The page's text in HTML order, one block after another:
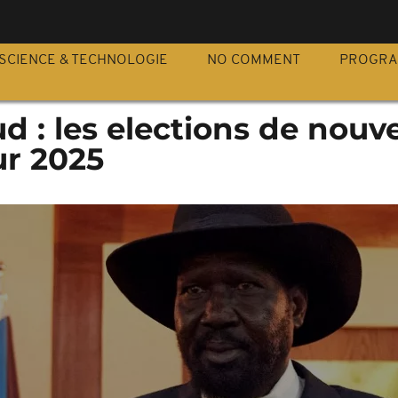
SCIENCE & TECHNOLOGIE NO COMMENT
: les elections de
2025